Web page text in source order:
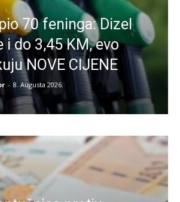
70 feninga: Dizel
i do 3,45 KM, evo
NOVE CIJENE
- 8. Augusta 2026.